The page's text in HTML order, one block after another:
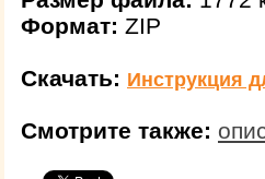
Формат: ZIP
Скачать: Инструкция
Смотрите также: